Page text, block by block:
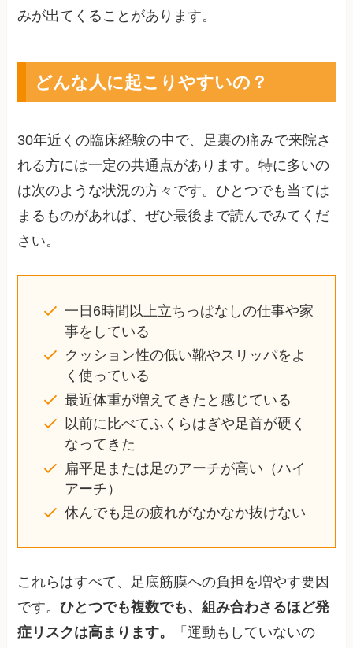
みが出てくることがあります。
どんな人に起こりやすいの？
30年近くの臨床経験の中で、足裏の痛みで来院さ
れる方には一定の共通点があります。特に多いの
は次のような状況の方々です。ひとつでも当ては
まるものがあれば、ぜひ最後まで読んでみてくだ
さい。
一日6時間以上立ちっぱなしの仕事や家
事をしている
クッション性の低い靴やスリッパをよ
く使っている
最近体重が増えてきたと感じている
以前に比べてふくらはぎや足首が硬く
なってきた
扁平足または足のアーチが高い（ハイ
アーチ）
休んでも足の疲れがなかなか抜けない
これらはすべて、足底筋膜への負担を増やす要因
です。ひとつでも複数でも、組み合わさるほど発
症リスクは高まります。
「運動もしていないの